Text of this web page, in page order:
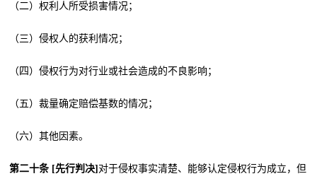
（二）权利人所受损害情况；
（三）侵权人的获利情况；
（四）侵权行为对行业或社会造成的不良影响；
（五）裁量确定赔偿基数的情况；
（六）其他因素。
第二十条 [先行判决] 对于侵权事实清楚、能够认定侵权行为成立，但